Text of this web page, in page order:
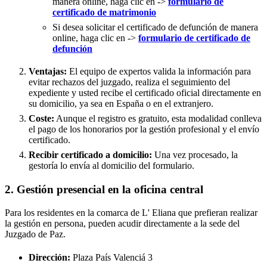
certificado de matrimonio
Si desea solicitar el certificado de defunción de manera
online, haga clic en -> formulario de certificado de
defunción
Ventajas: El equipo de expertos valida la información para
evitar rechazos del juzgado, realiza el seguimiento del
expediente y usted recibe el certificado oficial directamente en
su domicilio, ya sea en España o en el extranjero.
Coste: Aunque el registro es gratuito, esta modalidad conlleva
el pago de los honorarios por la gestión profesional y el envío
certificado.
Recibir certificado a domicilio: Una vez procesado, la
gestoría lo envía al domicilio del formulario.
2. Gestión presencial en la oficina central
Para los residentes en la comarca de L' Eliana que prefieran realizar
la gestión en persona, pueden acudir directamente a la sede del
Juzgado de Paz.
Dirección: Plaza País Valenciá 3